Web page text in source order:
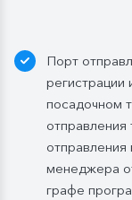
тариф
элементами
без
4-х дней при
завтрак
го дня
Порт
регистрации
посадочном
отправления
менеджера
графе